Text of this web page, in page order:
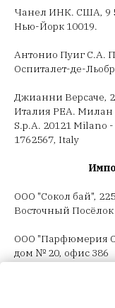
Чанел ИНК. США, 9
Нью-Йорк 10019.
Антонио Пуиг С.А.
Оспиталет-де-
Джианни Версаче,
Италия РЕА. Милан
S.p.A. 20121 Milano
1762567, Italy
ООО "Сокол бай",
Восточный
ООО "Парфюмерия
дом № 20, офис 386